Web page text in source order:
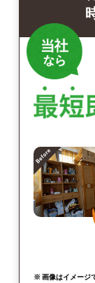
※ 画像はイメージ